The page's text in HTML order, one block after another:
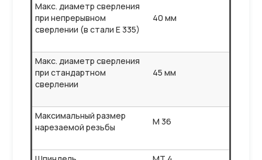
Макс. диаметр сверления
при непрерывном
сверлении (в стали Е 335)
40 мм
Макс. диаметр сверления
при стандартном
сверлении
45 мм
Максимальный размер
нарезаемой резьбы
M 36